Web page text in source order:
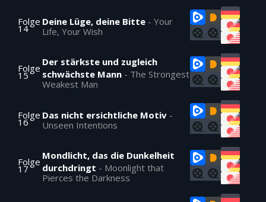
Folge
14
Deine Lüge, deine Bitte - Your
Life, Your Wish
Folge
15
Der stärkste und zugleich
schwächste Mann - The Strongest
Weakest Man
Folge
16
Das nicht ersichtliche Motiv -
Unseen Intentions
Folge
17
Mondlicht, das die Dunkelheit
durchdringt - Moonlight that
Pierces the Darkness